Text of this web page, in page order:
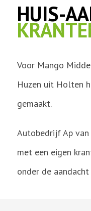
HUIS-
Voor Mango
Huzen uit Holten
gemaakt.
Autobedrijf Ap
met een eigen
onder de